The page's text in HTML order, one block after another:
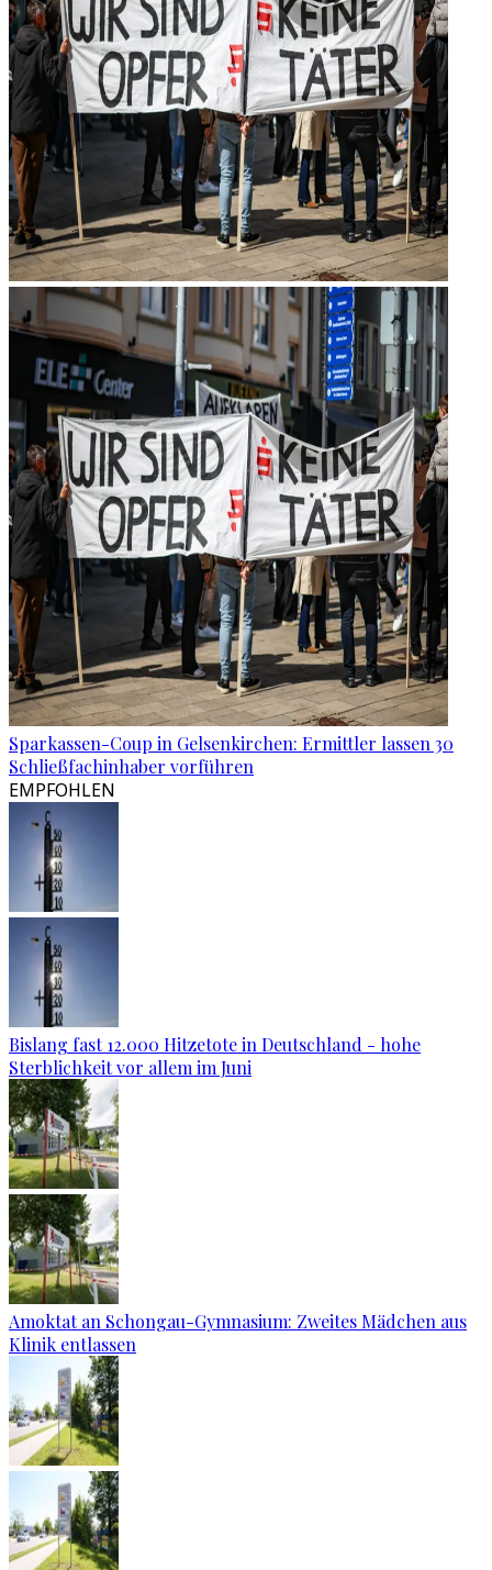
Sparkassen-Coup in Gelsenkirchen: Ermittler lassen 30
Schließfachinhaber vorführen
EMPFOHLEN
Bislang fast 12.000 Hitzetote in Deutschland - hohe
Sterblichkeit vor allem im Juni
Amoktat an Schongau-Gymnasium: Zweites Mädchen aus
Klinik entlassen